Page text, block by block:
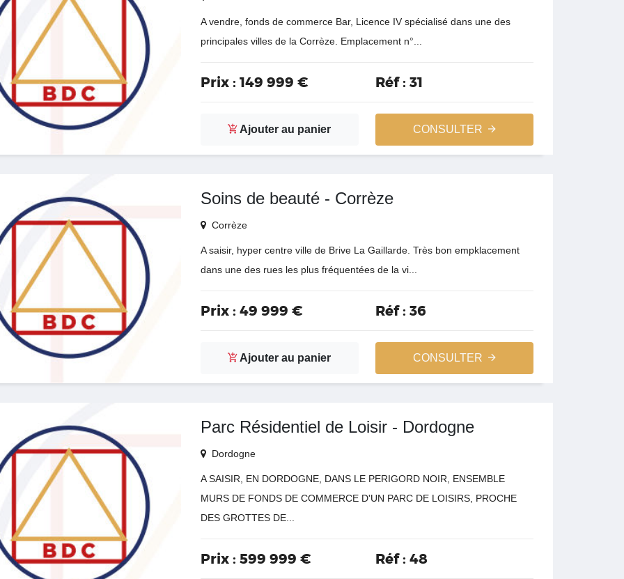
A vendre, fonds de commerce Bar, Licence IV spécialisé dans une des
principales villes de la Corrèze. Emplacement n°...
Prix : 149 999 € Réf : 31
Ajouter au panier CONSULTER
Soins de beauté - Corrèze
Corrèze
A saisir, hyper centre ville de Brive La Gaillarde. Très bon empklacement
dans une des rues les plus fréquentées de la vi...
Prix : 49 999 € Réf : 36
Ajouter au panier CONSULTER
Parc Résidentiel de Loisir - Dordogne
Dordogne
A SAISIR, EN DORDOGNE, DANS LE PERIGORD NOIR, ENSEMBLE
MURS DE FONDS DE COMMERCE D'UN PARC DE LOISIRS, PROCHE
DES GROTTES DE...
Prix : 599 999 € Réf : 48